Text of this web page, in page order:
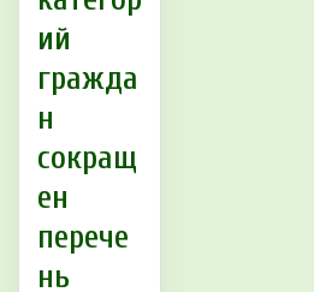
ий
гражда
н
сокращ
ен
перече
нь